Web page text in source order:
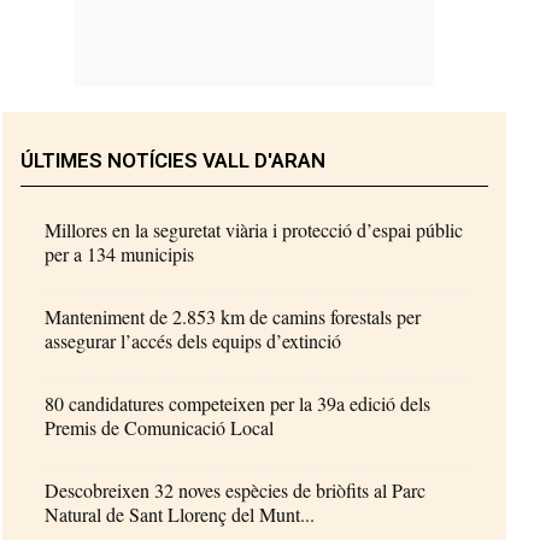
ÚLTIMES NOTÍCIES VALL D'ARAN
Millores en la seguretat viària i protecció d’espai públic
per a 134 municipis
Manteniment de 2.853 km de camins forestals per
assegurar l’accés dels equips d’extinció
80 candidatures competeixen per la 39a edició dels
Premis de Comunicació Local
Descobreixen 32 noves espècies de briòfits al Parc
Natural de Sant Llorenç del Munt...